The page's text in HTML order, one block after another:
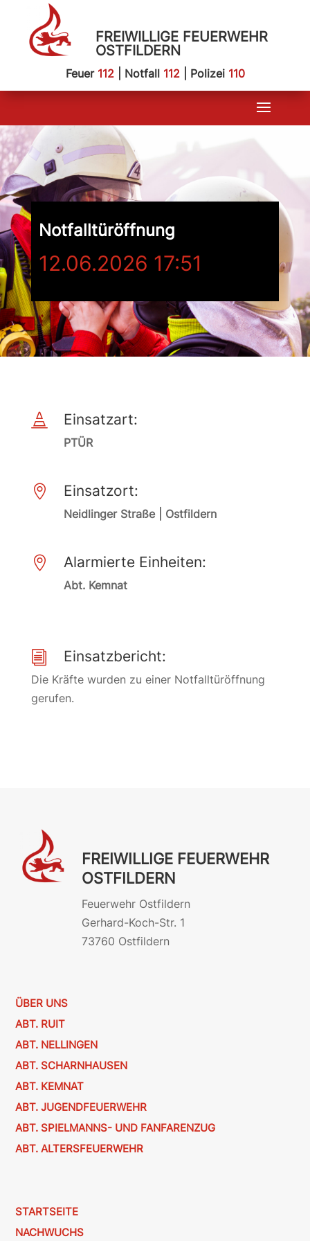
FREIWILLIGE FEUERWEHR
OSTFILDERN
Feuer 112| Notfall 112| Polizei 110
Notfalltüröffnung
12.06.2026 17:51
 Einsatzart:
PTÜR
 Einsatzort:
Neidlinger Straße | Ostfildern
 Alarmierte Einheiten:
Abt. Kemnat
i Einsatzbericht:
Die Kräfte wurden zu einer Notfalltüröffnung
gerufen.
FREIWILLIGE FEUERWEHR
OSTFILDERN
Feuerwehr Ostfildern
Gerhard-Koch-Str. 1
73760 Ostfildern
ÜBER UNS
ABT. RUIT
ABT. NELLINGEN
ABT. SCHARNHAUSEN
ABT. KEMNAT
ABT. JUGENDFEUERWEHR
ABT. SPIELMANNS- UND FANFARENZUG
ABT. ALTERSFEUERWEHR
STARTSEITE
NACHWUCHS